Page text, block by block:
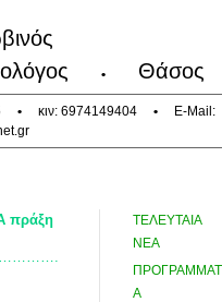
• Θάσος
• κιν: 6974149404 •
E-Mail:
πράξη
ΤΕΛΕΥΤΑΙΑ
ΝΕΑ
ΠΡΟΓΡΑΜΜΑΤ
Α